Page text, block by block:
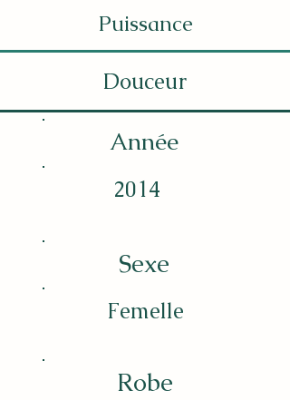
Puissance
Douceur
Année
2014
Sexe
Femelle
Robe